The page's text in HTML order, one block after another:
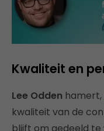
Kwaliteit en
Lee Odden hamert,
kwaliteit van de